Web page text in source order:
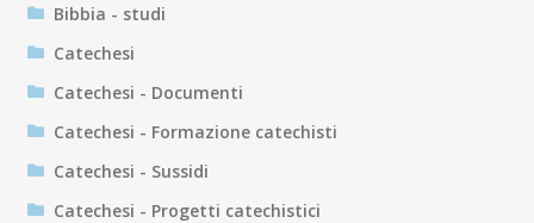
Bibbia - studi
Catechesi
Catechesi - Documenti
Catechesi - Formazione catechisti
Catechesi - Sussidi
Catechesi - Progetti catechistici